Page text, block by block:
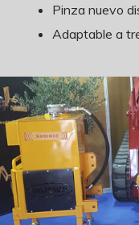
Pinza nuevo
Adaptable a